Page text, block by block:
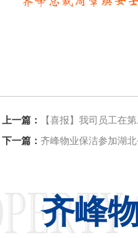
上一篇：
【喜报】我司员工在
下一篇： 齐峰物业保洁参加湖
齐峰